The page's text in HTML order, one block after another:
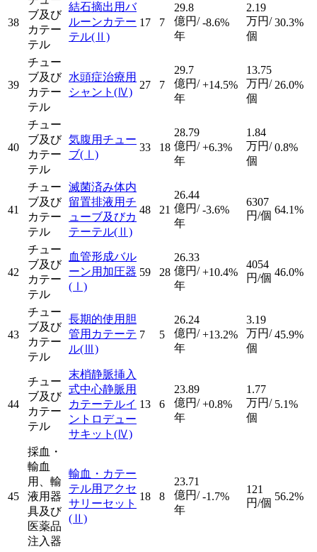
38
ブ及び
カテー
テル
結石摘出用バ
ルーンカテー
テル(Ⅱ)
17 7
29.8
億円/
年
-8.6%
2.19
万円/
個
30.3%
39
チュー
ブ及び
カテー
テル
水頭症治療用
シャント (Ⅳ)
27 7
29.7
億円/
年
+14.5%
13.75
万円/
個
26.0%
40
チュー
ブ及び
カテー
テル
気腹用チュー
ブ(Ⅰ)
33 18
28.79
億円/
年
+6.3%
1.84
万円/
個
0.8%
41
チュー
ブ及び
カテー
テル
滅菌済み体内
留置排液用チ
ューブ及びカ
テーテル(Ⅱ)
48 21
26.44
億円/
年
-3.6%
6307
円/個 64.1%
42
チュー
ブ及び
カテー
テル
血管形成バル
ーン用加圧器
(Ⅰ)
59 28
26.33
億円/
年
+10.4%
4054
円/個 46.0%
43
チュー
ブ及び
カテー
テル
長期的使用胆
管用カテーテ
ル(Ⅲ)
7 5
26.24
億円/
年
+13.2%
3.19
万円/
個
45.9%
44
チュー
ブ及び
カテー
テル
末梢静脈挿入
式中心静脈用
カテーテルイ
ントロデュー
サキット (Ⅳ)
13 6
23.89
億円/
年
+0.8%
1.77
万円/
個
5.1%
45
採血・
輸血
用、輸
液用器
具及び
医薬品
注入器
輸血・カテー
テル用アクセ
サリーセット
(Ⅱ)
18 8
23.71
億円/
年
-1.7%
121
円/個
56.2%